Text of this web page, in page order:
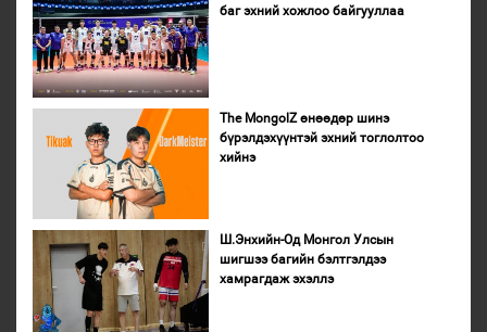
баг эхний хожлоо байгууллаа
The MongolZ өнөөдөр шинэ
бүрэлдэхүүнтэй эхний тоглолтоо
хийнэ
Ш.Энхийн-Од Монгол Улсын
шигшээ багийн бэлтгэлдээ
хамрагдаж эхэллэ